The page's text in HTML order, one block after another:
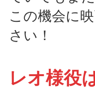
この機会に
さい！
レオ様役